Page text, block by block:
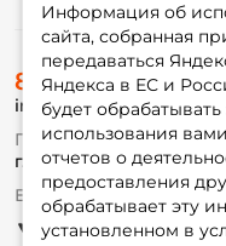
Информация об
сайта, собранная
передаваться
Яндекса в ЕС и
будет
использования
отчетов о
предоставления
обрабатывает эту
установленном в
Повторите пароль: *
Заполняя данную
персональных данных
У меня
8 (495) 532-77-
info@foxfishing.ru
По вопросам с заказом
г. Москва, ул.
Ежедневно 10:00 до